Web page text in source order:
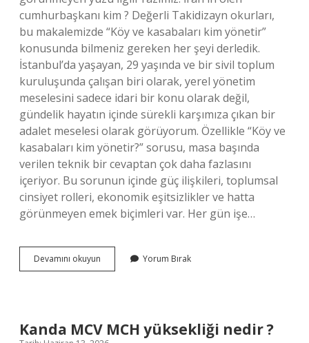
cumhurbaşkanı kim ? Değerli Takidizayn okurları,
bu makalemizde “Köy ve kasabaları kim yönetir”
konusunda bilmeniz gereken her şeyi derledik.
İstanbul’da yaşayan, 29 yaşında ve bir sivil toplum
kuruluşunda çalışan biri olarak, yerel yönetim
meselesini sadece idari bir konu olarak değil,
gündelik hayatın içinde sürekli karşımıza çıkan bir
adalet meselesi olarak görüyorum. Özellikle “Köy ve
kasabaları kim yönetir?” sorusu, masa başında
verilen teknik bir cevaptan çok daha fazlasını
içeriyor. Bu sorunun içinde güç ilişkileri, toplumsal
cinsiyet rolleri, ekonomik eşitsizlikler ve hatta
görünmeyen emek biçimleri var. Her gün işe…
Devamını okuyun
ve
Yorum Bırak
Kanda MCV MCH yüksekliği nedir ?